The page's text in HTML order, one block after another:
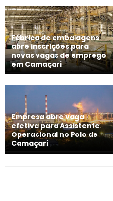
Fábrica de embalagens
abre inscrições para
novas vagas de emprego
em Camaçari
Empresa abre vaga
efetiva para Assistente
Operacional no Polo de
Camaçari